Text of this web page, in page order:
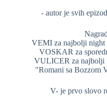
- autor je svih
VEMI za najbolji night
VOSKAR za
VULICER za najbolji
"Romani sa Bozzom
V- je prvo slovo